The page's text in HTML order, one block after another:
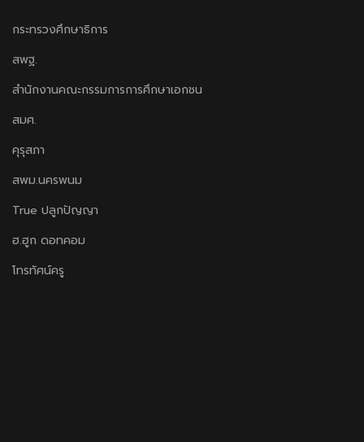
กระทรวงศึกษาธิการ
สพฐ.
สำนักงานคณะกรรมการการศึกษาเอกชน
สมศ.
คุรุสภา
สพม.นครพนม
True ปลูกปัญญา
ฮ.ฮูก ดอทคอม
โทรทัศน์ครู